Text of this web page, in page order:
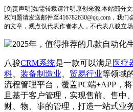
[免责声明]如需转载请注明原创来源;本站部分
权问题请发送邮件至416782630@qq.com，我
的文章，观点仅代表作者本人，不代表八骏立场
八骏CRM系统是一款可以满足 医疗
科
装备制造业 贸易行业等领域
流程管理平台，覆盖PC端+APP，
且基于客户管理，实现售前、售中
财、物、事的管理，打造一站式业